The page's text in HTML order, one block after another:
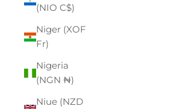
(NIO C$)
Niger (XOF
Fr)
Nigeria
(NGN ₦)
Niue (NZD